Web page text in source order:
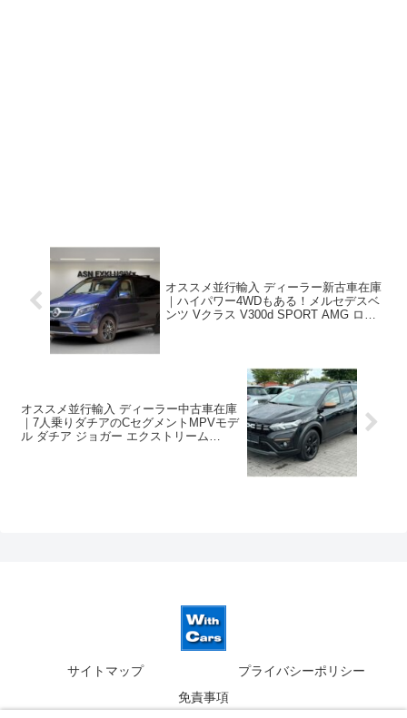
オススメ並行輸入 ディーラー新古車在庫
｜ハイパワー4WDもある！メルセデスベ
ンツ Vクラス V300d SPORT AMG ロン
オススメ並行輸入 ディーラー中古車在庫
｜7人乗りダチアのCセグメントMPVモデ
ル ダチア ジョガー エクストリーム
サイトマップ
プライバシーポリシー
免責事項